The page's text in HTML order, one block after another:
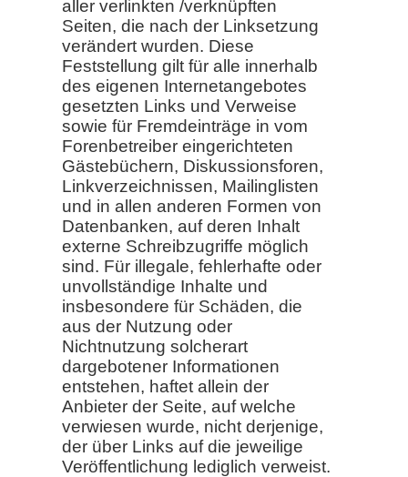
aller verlinkten /verknüpften
Seiten, die nach der Linksetzung
verändert wurden. Diese
Feststellung gilt für alle innerhalb
des eigenen Internetangebotes
gesetzten Links und Verweise
sowie für Fremdeinträge in vom
Forenbetreiber eingerichteten
Gästebüchern, Diskussionsforen,
Linkverzeichnissen, Mailinglisten
und in allen anderen Formen von
Datenbanken, auf deren Inhalt
externe Schreibzugriffe möglich
sind. Für illegale, fehlerhafte oder
unvollständige Inhalte und
insbesondere für Schäden, die
aus der Nutzung oder
Nichtnutzung solcherart
dargebotener Informationen
entstehen, haftet allein der
Anbieter der Seite, auf welche
verwiesen wurde, nicht derjenige,
der über Links auf die jeweilige
Veröffentlichung lediglich verweist.